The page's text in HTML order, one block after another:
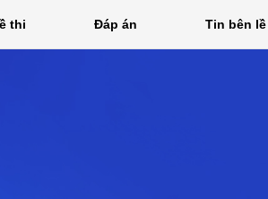
thi Đáp án Tin bên lề